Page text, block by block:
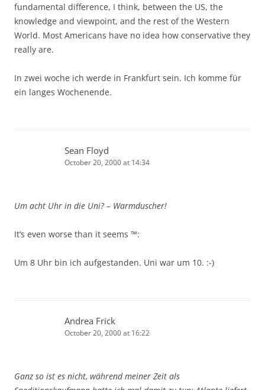
fundamental difference, I think, between the US, the
knowledge and viewpoint, and the rest of the Western
World. Most Americans have no idea how conservative they
really are.
In zwei woche ich werde in Frankfurt sein. Ich komme für
ein langes Wochenende.
Sean Floyd
October 20, 2000 at 14:34
Um acht Uhr in die Uni? – Warmduscher!
It’s even worse than it seems ™:
Um 8 Uhr bin ich aufgestanden. Uni war um 10. :-)
Andrea Frick
October 20, 2000 at 16:22
Ganz so ist es nicht, während meiner Zeit als